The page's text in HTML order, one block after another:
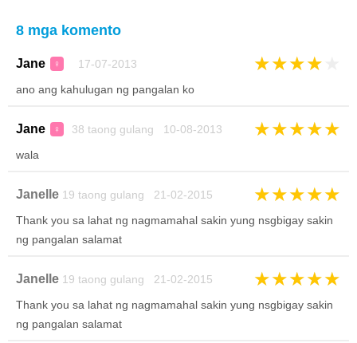
8 mga komento
Jane ♀ 17-07-2013 ★★★★
ano ang kahulugan ng pangalan ko
Jane ♀ 38 taong gulang 10-08-2013 ★★★★★
wala
Janelle 19 taong gulang 21-02-2015 ★★★★★
Thank you sa lahat ng nagmamahal sakin yung nsgbigay sakin
ng pangalan salamat
Janelle 19 taong gulang 21-02-2015 ★★★★★
Thank you sa lahat ng nagmamahal sakin yung nsgbigay sakin
ng pangalan salamat